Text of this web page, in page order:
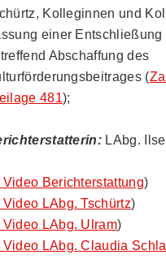
Kolleginnen und
einer
Abschaffung des
(
481);
LAbg.
Berichterstattung)
LAbg. Tschürtz)
LAbg. Ulram)
LAbg. Claudia